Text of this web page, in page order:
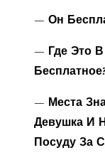
— Он
— Где Это В
— Места
Девушка И
Посуду За